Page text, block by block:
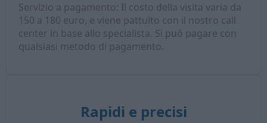
Servizio a pagamento: Il costo della visita varia da
150 a 180 euro, e viene pattuito con il nostro call
center in base allo specialista. Si può pagare con
qualsiasi metodo di pagamento.
Rapidi e precisi